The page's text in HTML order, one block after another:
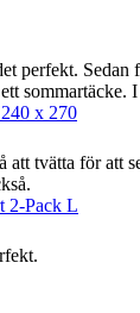
perfekt. Sedan
sommartäcke.
x 270
att tvätta för att
2-Pack L